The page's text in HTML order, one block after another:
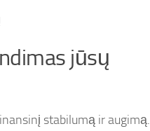
jūsų
stabilumą ir augimą.